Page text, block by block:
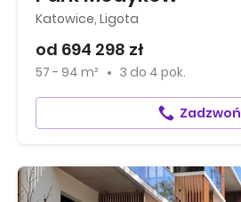
Katowice, Ligota
od 694 298 zł
57 - 94 m² 3 do 4 pok.
Zadzwoń